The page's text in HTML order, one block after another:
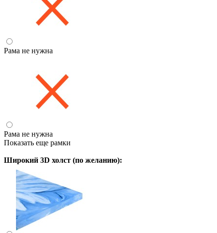
Рама не нужна
Рама не нужна
Показать еще рамки
Широкий 3D холст (по желанию):